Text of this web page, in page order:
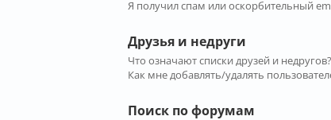
Я получил спам или оскорбительный
Друзья и недруги
Что означают списки друзей и недругов?
Как мне добавлять/удалять
Поиск по форумам